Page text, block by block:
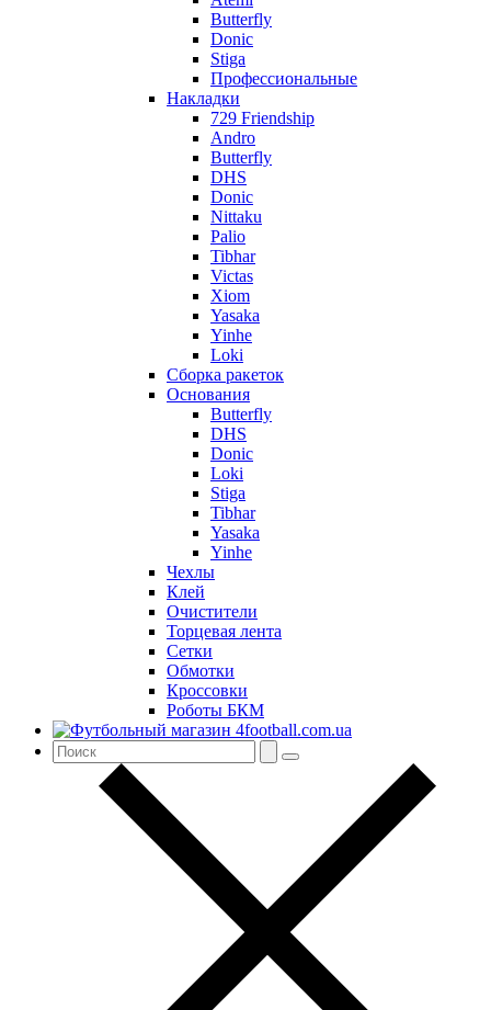
Butterfly
Donic
Stiga
Профессиональные
Накладки
729 Friendship
Andro
Butterfly
DHS
Donic
Nittaku
Palio
Tibhar
Victas
Xiom
Yasaka
Yinhe
Loki
Сборка ракеток
Основания
Butterfly
DHS
Donic
Loki
Stiga
Tibhar
Yasaka
Yinhe
Чехлы
Клей
Очистители
Торцевая лента
Сетки
Обмотки
Кроссовки
Роботы БКМ